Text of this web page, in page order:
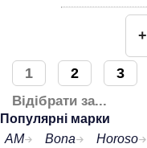
1 2 3
Відібрати за...
Популярні марки
AM
Bona Horoso